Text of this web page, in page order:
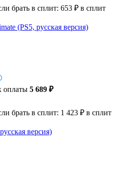
брать в сплит: 653 ₽ в сплит
(PS5, русская версия)
оплаты 5 689 ₽
брать в сплит: 1 423 ₽ в сплит
версия)